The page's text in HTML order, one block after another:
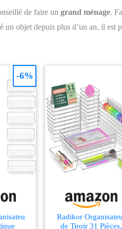
de faire un grand ménage.
un objet depuis plus d’un an, il est
-6%
Radikor
de Tiroir 31 Pièces,